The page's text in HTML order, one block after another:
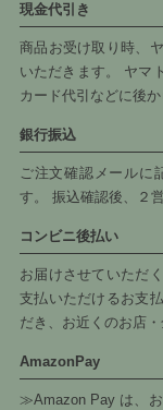
現金代引き
商品お受け取り時、
いただきます。 ヤマ
カード代引などに後
銀行振込
ご注文確認メールに
す。 振込確認後、２
コンビニ後払い
お届けさせていただ
支払いただけるお支
だき、お近くのお店
AmazonPay
≫Amazon Pay は、